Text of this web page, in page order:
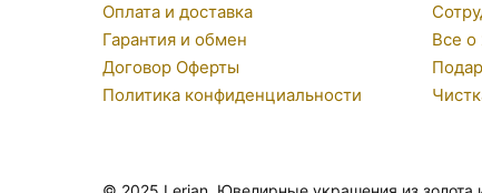
Оплата и доставка
Гарантия и обмен
Договор Оферты
Политика конфиденциальности
Все о